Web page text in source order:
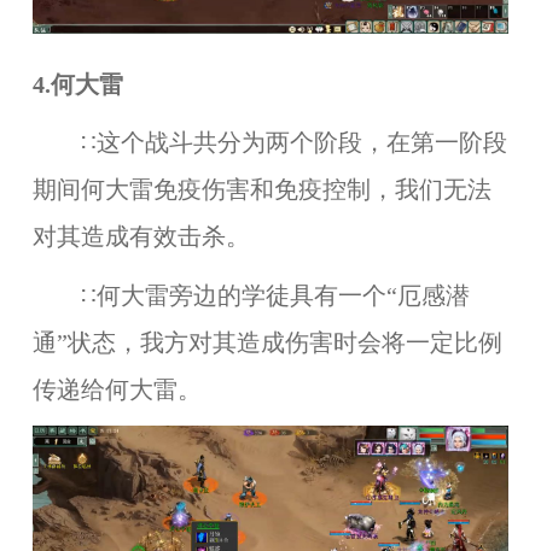
4.何大雷
∷这个战斗共分为两个阶段，在第一阶段
期间何大雷免疫伤害和免疫控制，我们无法
对其造成有效击杀。
∷何大雷旁边的学徒具有一个“厄感潜
通”状态，我方对其造成伤害时会将一定比例
传递给何大雷。